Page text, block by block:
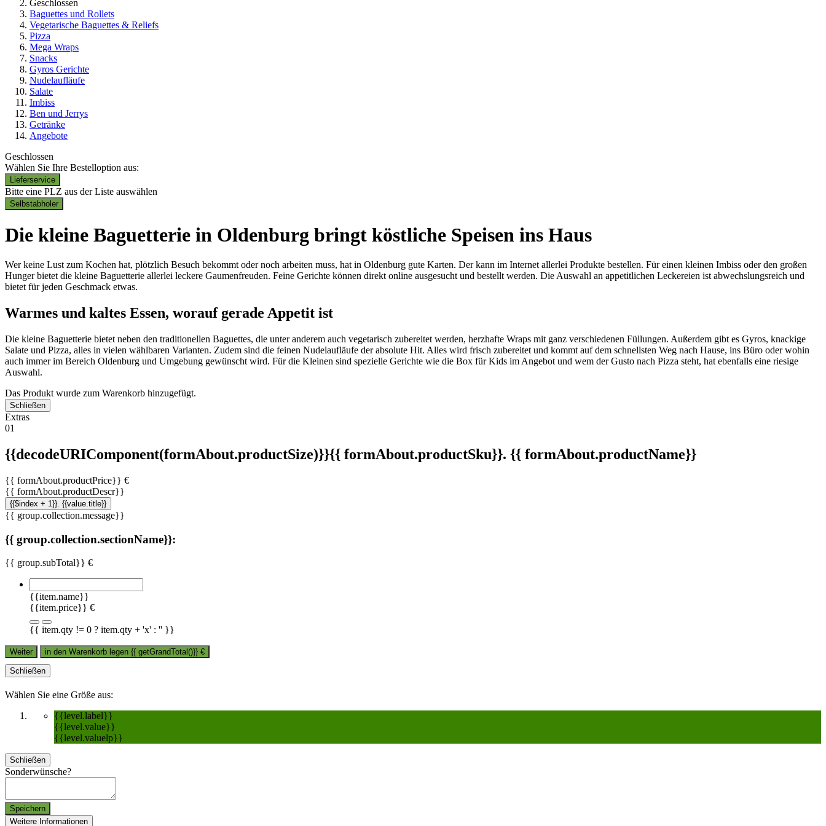
Geschlossen
Baguettes und Rollets
Vegetarische Baguettes & Reliefs
Pizza
Mega Wraps
Snacks
Gyros Gerichte
Nudelaufläufe
Salate
Imbiss
Ben und Jerrys
Getränke
Angebote
Geschlossen
Wählen Sie Ihre Bestelloption aus:
Lieferservice
Bitte eine PLZ aus der Liste auswählen
Selbstabholer
Die kleine Baguetterie in Oldenburg bringt köstliche Speisen ins Haus
Wer keine Lust zum Kochen hat, plötzlich Besuch bekommt oder noch arbeiten muss, hat in Oldenburg gute Karten. Der kann im Internet allerlei Produkte bestellen. Für einen kleinen Imbiss oder den großen
Hunger bietet die kleine Baguetterie allerlei leckere Gaumenfreuden. Feine Gerichte können direkt online ausgesucht und bestellt werden. Die Auswahl an appetitlichen Leckereien ist abwechslungsreich und
bietet für jeden Geschmack etwas.
Warmes und kaltes Essen, worauf gerade Appetit ist
Die kleine Baguetterie bietet neben den traditionellen Baguettes, die unter anderem auch vegetarisch zubereitet werden, herzhafte Wraps mit ganz verschiedenen Füllungen. Außerdem gibt es Gyros, knackige
Salate und Pizza, alles in vielen wählbaren Varianten. Zudem sind die feinen Nudelaufläufe der absolute Hit. Alles wird frisch zubereitet und kommt auf dem schnellsten Weg nach Hause, ins Büro oder wohin
auch immer im Bereich Oldenburg und Umgebung gewünscht wird. Für die Kleinen sind spezielle Gerichte wie die Box für Kids im Angebot und wem der Gusto nach Pizza steht, hat ebenfalls eine riesige
Auswahl.
Das Produkt wurde zum Warenkorb hinzugefügt.
Schließen
Extras
01
{{decodeURIComponent(formAbout.productSize)}}{{ formAbout.productSku}}. {{ formAbout.productName}}
{{ formAbout.productPrice}} €
{{ formAbout.productDescr}}
{{$index + 1}}. {{value.title}}
{{ group.collection.message}}
{{ group.collection.sectionName}}:
{{ group.subTotal}} €
{{item.name}}
{{item.price}} €
{{ item.qty != 0 ? item.qty + 'x' : '' }}
Weiter in den Warenkorb legen {{ getGrandTotal()}} €
Schließen
Wählen Sie eine Größe aus:
{{level.label}}
{{level.value}}
{{level.valuelp}}
Schließen
Sonderwünsche?
Speichern
Weitere Informationen